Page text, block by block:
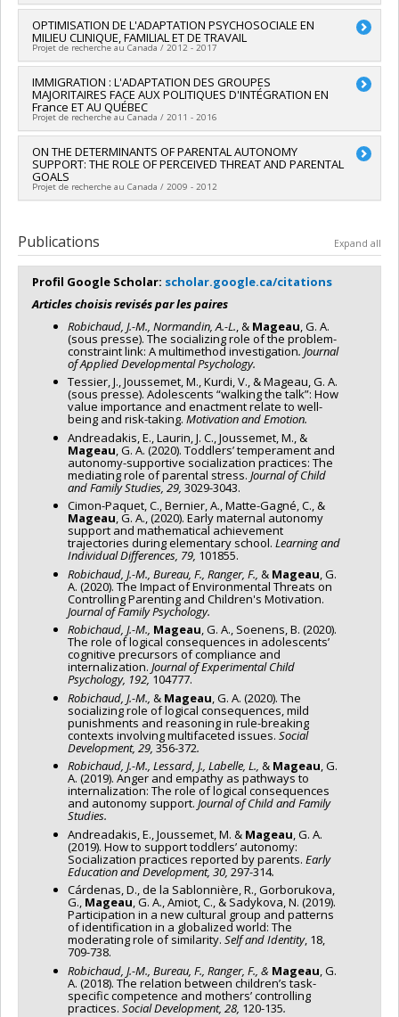
Funding sources:FRQSC/Fonds de recherche du Québec -
Société et culture (FQRSC)
Grant programs:PV129894-(RG) Programme Regroupements
stratégiques
Fonctionnement
Canada
Grant programs:PVXX5647-(MOP) Subvention de
fonctionnement incluant les subventions de fonctionnement
programmatiques (général)
Lead researcher : Debbie S Moskowitz,Richard Koestner
David C Zuroff,Marylène Gagné,Nathalie Houlfort
Co-researchers :
Société et culture (FQRSC)
Grant programs:PVXXXXXX-(SE) Programme Soutien aux
équipes de recherche - Stade de développement :
Renouvellement
OPTIMISATION DE L'ADAPTATION PSYCHOSOCIALE EN
MILIEU CLINIQUE, FAMILIAL ET DE TRAVAIL
Projet de recherche au Canada / 2012 - 2017
Lead researcher :Debbie S Moskowitz,Richard Koestner
David C Zuroff ,Marylène Gagné,Nathalie Houlfort
Co-researchers :Mireille Joussemet
Funding sources:FRQSC/Fonds de recherche du Québec -
Société et culture (FQRSC)
Grant programs:PVXXXXXX-(SE) Programme Soutien aux
équipes de recherche - Stade de développement :
Renouvellement
IMMIGRATION : L'ADAPTATION DES GROUPES
MAJORITAIRES FACE AUX POLITIQUES D'INTÉGRATION EN
France ET AU QUÉBEC
Projet de recherche au Canada / 2011 - 2016
Lead researcher :Roxane de la Sablonnière
Co-researchers :Geneviève Mageau,Donald M Taylor,
Serge Guimond, Michael Dambrun
Funding sources:FRQSC/Fonds de recherche du Québec -
inter-Agences FQRSC-ANR
ON THE DETERMINANTS OF PARENTAL AUTONOMY
SUPPORT: THE ROLE OF PERCEIVED THREAT AND PARENTAL
GOALS
Projet de recherche au Canada / 2009 - 2012
Publications Expand all
Profil Google Scholar: scholar.google.ca/citations
Articles choisis revisés par les paires
Robichaud, J.-M., Normandin, A.-L. , & Mageau , G. A.
(sous presse). The socializing role of the problem-
constraint link: A multimethod investigation. Journal
of Applied Developmental Psychology.
Tessier, J., Joussemet, M., Kurdi, V., & Mageau, G. A.
(sous presse). Adolescents “walking the talk”: How
value importance and enactment relate to well-
being and risk-taking. Motivation and Emotion.
Andreadakis, E., Laurin, J. C., Joussemet, M., &
Mageau , G. A. (2020). Toddlers’ temperament and
autonomy-supportive socialization practices: The
mediating role of parental stress. Journal of Child
and Family Studies, 29, 3029-3043.
Cimon-Paquet, C., Bernier, A., Matte-Gagné, C., &
Mageau, G. A., (2020). Early maternal autonomy
support and mathematical achievement
trajectories during elementary school. Learning and
Individual Differences, 79, 101855.
Robichaud, J.-M., Bureau, F., Ranger, F., & Mageau , G.
A. (2020). The Impact of Environmental Threats on
Controlling Parenting and Children's Motivation.
Journal of Family Psychology.
Robichaud, J.-M., Mageau, G. A., Soenens, B. (2020).
The role of logical consequences in adolescents’
cognitive precursors of compliance and
internalization. Journal of Experimental Child
Psychology, 192,104777.
Robichaud, J.-M., & Mageau , G. A. (2020). The
socializing role of logical consequences, mild
punishments and reasoning in rule-breaking
contexts involving multifaceted issues. Social
Development, 29, 356-372.
Robichaud, J.-M., Lessard, J., Labelle, L., & Mageau, G.
A. (2019). Anger and empathy as pathways to
internalization: The role of logical consequences
and autonomy support. Journal of Child and Family
Studies.
Andreadakis, E., Joussemet, M. & Mageau , G. A.
(2019). How to support toddlers’ autonomy:
Socialization practices reported by parents. Early
Education and Development, 30, 297-314.
Cárdenas, D., de la Sablonnière, R., Gorborukova,
G., Mageau, G. A., Amiot, C., & Sadykova, N. (2019).
Participation in a new cultural group and patterns
of identification in a globalized world: The
moderating role of similarity. Self and Identity, 18,
709-738.
Robichaud, J.-M., Bureau, F., Ranger, F., & Mageau , G.
A. (2018). The relation between children’s task-
specific competence and mothers’ controlling
practices. Social Development, 28, 120-135.